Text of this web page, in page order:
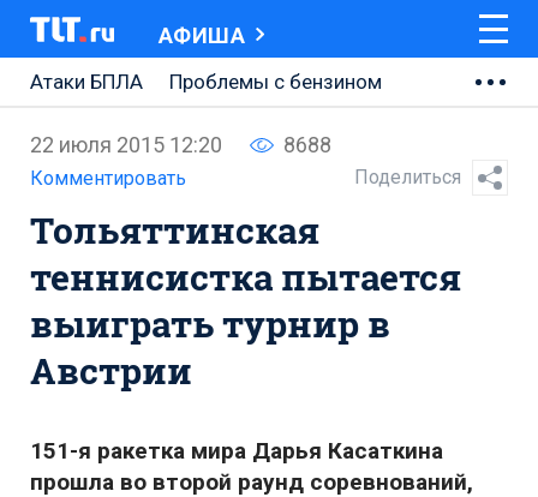
АФИША
Атаки БПЛА
Проблемы с бензином
Ремонт Центральной площади
Ремонт Обводного шоссе
Набережная Тольятти
Неделя Тольятти
22 июля 2015 12:20 8688
Комментировать Поделиться
Тольяттинская
теннисистка пытается
выиграть турнир в
Австрии
151-я ракетка мира Дарья Касаткина
прошла во второй раунд соревнований,